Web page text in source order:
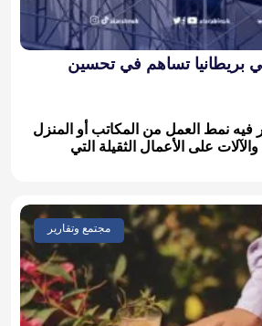
في بريطانيا تساهم في تحسين
فيه نمط العمل من المكاتب أو المنزل
على الأعمال الثقيلة التي
مجتمع وتقارير